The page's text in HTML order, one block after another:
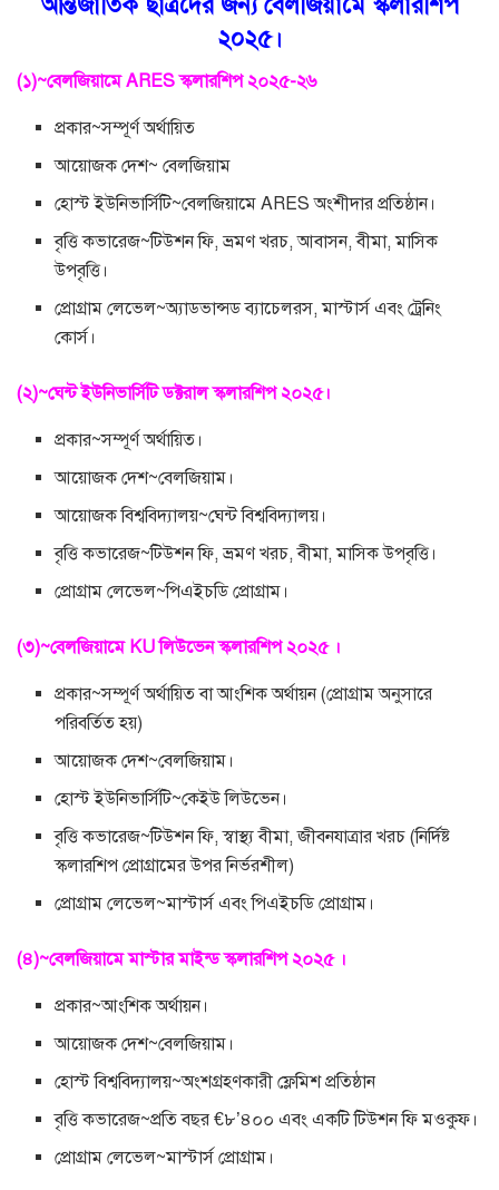
২০২৫।
(১)~বেলজিয়ামে ARES স্কলারশিপ ২০২৫-২৬
প্রকার~সম্পূর্ণ অর্থায়িত
আয়োজক দেশ~ বেলজিয়াম
হোস্ট ইউনিভার্সিটি~বেলজিয়ামে ARES অংশীদার প্রতিষ্ঠান।
বৃত্তি কভারেজ~টিউশন ফি, ভ্রমণ খরচ, আবাসন, বীমা, মাসিক
উপবৃত্তি।
প্রোগ্রাম লেভেল~অ্যাডভান্সড ব্যাচেলরস, মাস্টার্স এবং ট্রেনিং
কোর্স।
(২)~ঘেন্ট ইউনিভার্সিটি ডক্টরাল স্কলারশিপ ২০২৫।
প্রকার~সম্পূর্ণ অর্থায়িত।
আয়োজক দেশ~বেলজিয়াম।
আয়োজক বিশ্ববিদ্যালয়~ঘেন্ট বিশ্ববিদ্যালয়।
বৃত্তি কভারেজ~টিউশন ফি, ভ্রমণ খরচ, বীমা, মাসিক উপবৃত্তি।
প্রোগ্রাম লেভেল~পিএইচডি প্রোগ্রাম।
(৩)~বেলজিয়ামে KU লিউভেন স্কলারশিপ ২০২৫ ।
প্রকার~সম্পূর্ণ অর্থায়িত বা আংশিক অর্থায়ন (প্রোগ্রাম অনুসারে
পরিবর্তিত হয়)
আয়োজক দেশ~বেলজিয়াম।
হোস্ট ইউনিভার্সিটি~কেইউ লিউভেন।
বৃত্তি কভারেজ~টিউশন ফি, স্বাস্থ্য বীমা, জীবনযাত্রার খরচ (নির্দিষ্ট
স্কলারশিপ প্রোগ্রামের উপর নির্ভরশীল)
প্রোগ্রাম লেভেল~মাস্টার্স এবং পিএইচডি প্রোগ্রাম।
(৪)~বেলজিয়ামে মাস্টার মাইন্ড স্কলারশিপ ২০২৫ ।
প্রকার~আংশিক অর্থায়ন।
আয়োজক দেশ~বেলজিয়াম।
হোস্ট বিশ্ববিদ্যালয়~অংশগ্রহণকারী ফ্লেমিশ প্রতিষ্ঠান
বৃত্তি কভারেজ~প্রতি বছর €৮’৪০০ এবং একটি টিউশন ফি মওকুফ।
প্রোগ্রাম লেভেল~মাস্টার্স প্রোগ্রাম।